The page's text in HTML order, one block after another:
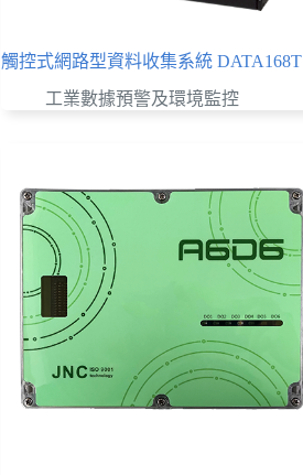
觸控式網路型資料收集系統 DATA168T
工業數據預警及環境監控